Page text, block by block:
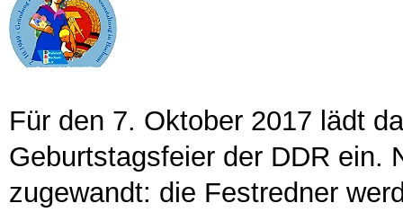
Für den 7. Oktober 2017 lädt
Geburtstagsfeier der DDR ein.
zugewandt: die Festredner